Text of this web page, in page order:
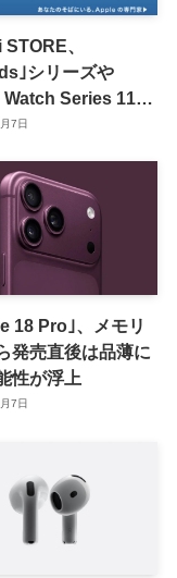
、
｣シリーズや
Watch Series 11｣
を開催中
7日
18 Pro｣、メモリ
発売直後は品薄に
性が浮上
7日